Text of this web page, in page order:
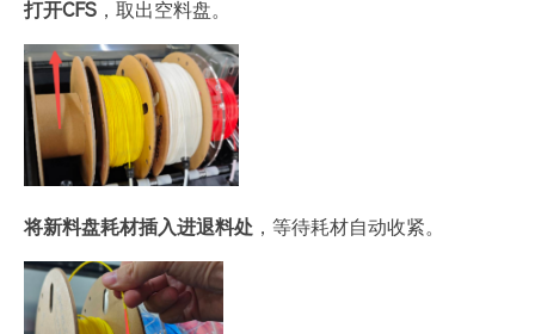
打开CFS ，取出空料盘。
将新料盘耗材插入进退料处 ，等待耗材自动收紧。